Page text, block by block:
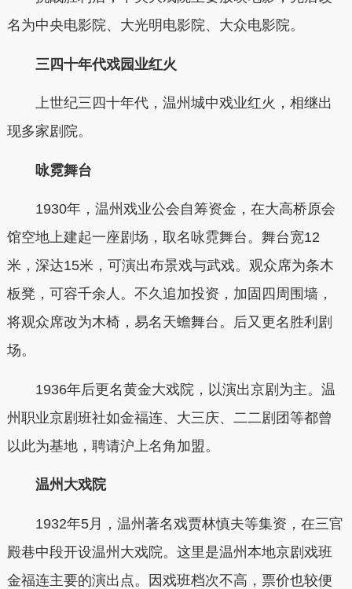
名为中央电影院、大光明电影院、大众电影院。
三四十年代戏园业红火
上世纪三四十年代，温州城中戏业红火，相继出
现多家剧院。
咏霓舞台
1930年，温州戏业公会自筹资金，在大高桥原会
馆空地上建起一座剧场，取名咏霓舞台。舞台宽12
米，深达15米，可演出布景戏与武戏。观众席为条木
板凳，可容千余人。不久追加投资，加固四周围墙，
将观众席改为木椅，易名天蟾舞台。后又更名胜利剧
场。
1936年后更名黄金大戏院，以演出京剧为主。温
州职业京剧班社如金福连、大三庆、二二剧团等都曾
以此为基地，聘请沪上名角加盟。
温州大戏院
1932年5月，温州著名戏贾林慎夫等集资，在三官
殿巷中段开设温州大戏院。这里是温州本地京剧戏班
金福连主要的演出点。因戏班档次不高，票价也较便